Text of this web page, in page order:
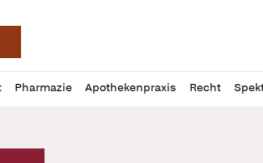
Pharmazie Apothekenpraxis Recht
Verlag Logo